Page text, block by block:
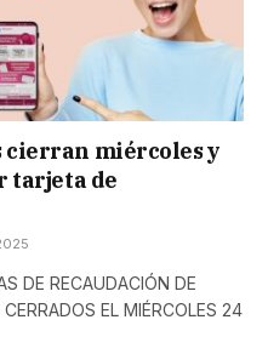
cierran miércoles y
tarjeta de
DE RECAUDACIÓN DE
EL MIÉRCOLES 24